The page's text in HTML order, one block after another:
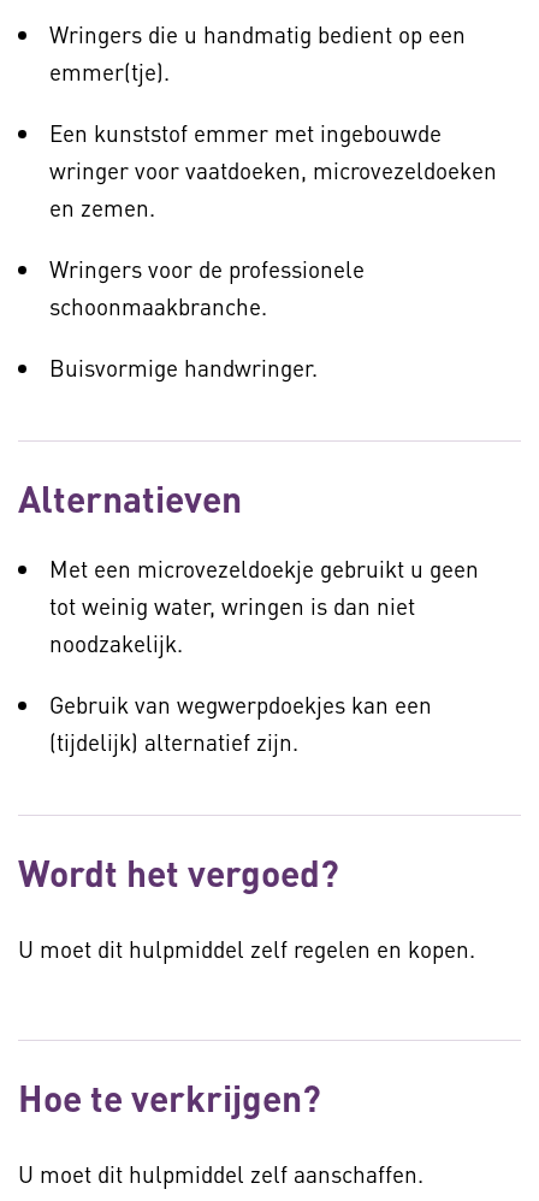
Wringers die u handmatig bedient op een
emmer(tje).
Een kunststof emmer met ingebouwde
wringer voor vaatdoeken, microvezeldoeken
en zemen.
Wringers voor de professionele
schoonmaakbranche.
Buisvormige handwringer.
Alternatieven
Met een microvezeldoekje gebruikt u geen
tot weinig water, wringen is dan niet
noodzakelijk.
Gebruik van wegwerpdoekjes kan een
(tijdelijk) alternatief zijn.
Wordt het vergoed?
U moet dit hulpmiddel zelf regelen en kopen.
Hoe te verkrijgen?
U moet dit hulpmiddel zelf aanschaffen.